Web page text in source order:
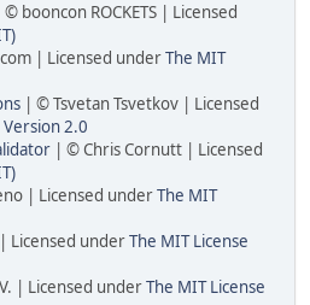
© booncon ROCKETS | Licensed
| Licensed underThe MIT
| © Tsvetan Tsvetkov | Licensed
Version 2.0
| © Chris Cornutt | Licensed
| Licensed underThe MIT
Licensed underThe MIT License
| Licensed underThe MIT License